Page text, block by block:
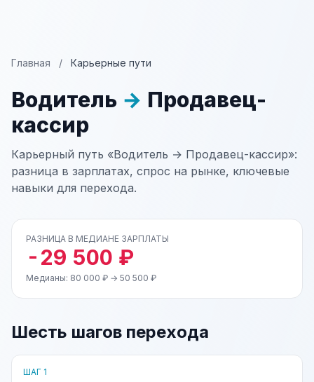
Главная / Карьерные пути
Водитель → Продавец-
кассир
Карьерный путь «Водитель → Продавец-кассир»:
разница в зарплатах, спрос на рынке, ключевые
навыки для перехода.
РАЗНИЦА В МЕДИАНЕ ЗАРПЛАТЫ
-29 500 ₽
Медианы: 80 000 ₽ → 50 500 ₽
Шесть шагов перехода
ШАГ 1